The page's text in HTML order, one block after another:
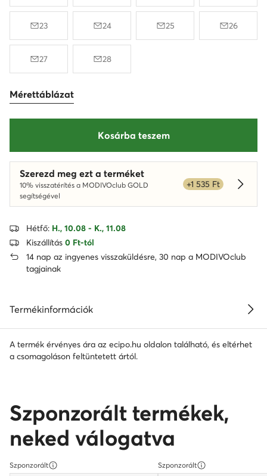
23 24 25 26
27 28
Mérettáblázat
Kosárba teszem
Szerezd meg ezt a terméket
10% visszatérítés a MODIVOclub GOLD
segítségével
+1 535 Ft
Hétfő: H., 10.08 - K., 11.08
Kiszállítás 0 Ft-tól
14 nap az ingyenes visszaküldésre, 30 nap a MODIVOclub
tagjainak
Termékinformációk
A termék érvényes ára az ecipo.hu oldalon található, és eltérhet
a csomagoláson feltüntetett ártól.
Szponzorált termékek,
neked válogatva
Szponzorált Szponzorált